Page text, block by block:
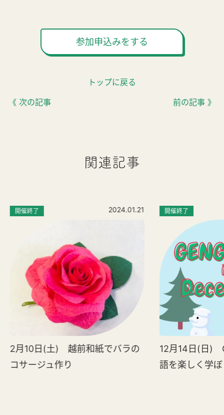
参加申込みをする
《 次の記事
トップに戻る
前の記事 》
関連記事
開催終了 2024.01.21
2月10日(土) 越前和紙でバラの
コサージュ作り
開催終了
12月14日(日)
語を楽しく学